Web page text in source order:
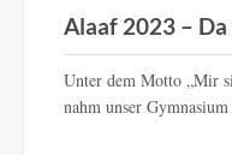
Alaaf 2023 –
Unter dem Motto „Mir
nahm unser Gymnasium